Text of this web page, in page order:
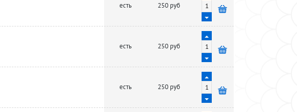
есть 250 руб
есть 250 руб
есть 250 руб